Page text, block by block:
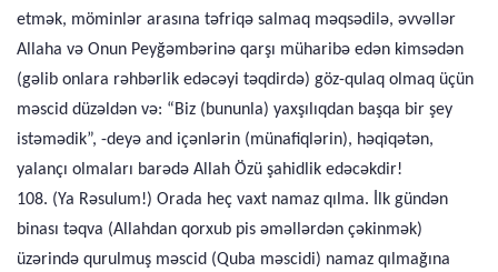
etmək, möminlər arasına təfriqə salmaq məqsədilə, əvvəllər
Allaha və Onun Peyğəmbərinə qarşı müharibə edən kimsədən
(gəlib onlara rəhbərlik edəcəyi təqdirdə) göz-qulaq olmaq üçün
məscid düzəldən və: “Biz (bununla) yaxşılıqdan başqa bir şey
istəmədik”, -deyə and içənlərin (münafiqlərin), həqiqətən,
yalançı olmaları barədə Allah Özü şahidlik edəcəkdir!
108. (Ya Rəsulum!) Orada heç vaxt namaz qılma. İlk gündən
binası təqva (Allahdan qorxub pis əməllərdən çəkinmək)
üzərində qurulmuş məscid (Quba məscidi) namaz qılmağına